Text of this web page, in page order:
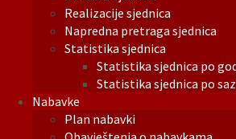
Realizacije sjednica
Napredna pretraga sjednica
Statistika sjednica
Statistika sjednica po
Statistika sjednica po
Nabavke
Plan nabavki